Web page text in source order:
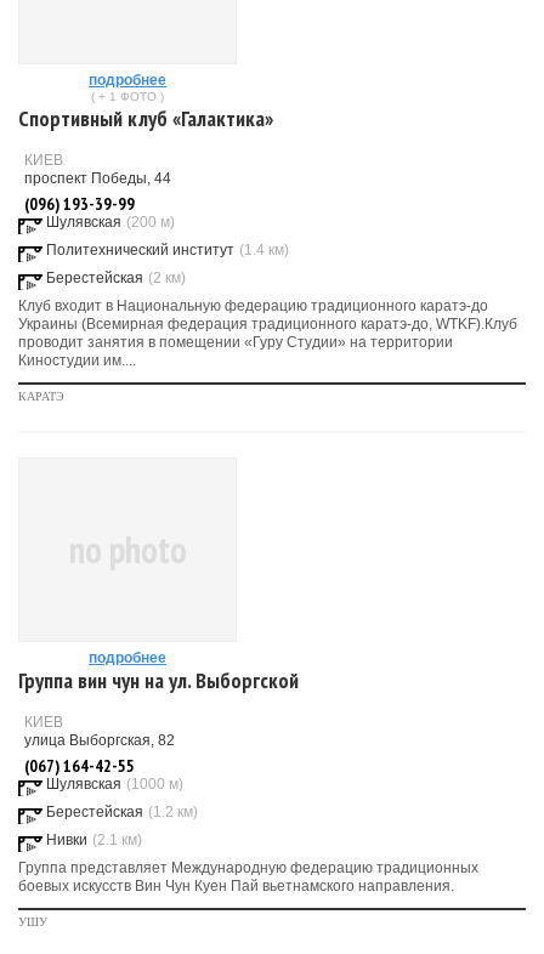
подробнее
( + 1 ФОТО )
Спортивный клуб «Галактика»
КИЕВ
проспект Победы, 44
(096) 193-39-99
Шулявская (200 м)
Политехнический институт (1.4 км)
Берестейская (2 км)
Клуб входит в Национальную федерацию традиционного каратэ-до
Украины (Всемирная федерация традиционного каратэ-до, WTKF).Клуб
проводит занятия в помещении «Гуру Студии» на территории
Киностудии им....
КАРАТЭ
no photo
подробнее
Группа вин чун на ул. Выборгской
КИЕВ
улица Выборгская, 82
(067) 164-42-55
Шулявская (1000 м)
Берестейская (1.2 км)
Нивки (2.1 км)
Группа представляет Международную федерацию традиционных
боевых искусств Вин Чун Куен Пай вьетнамского направления.
УШУ